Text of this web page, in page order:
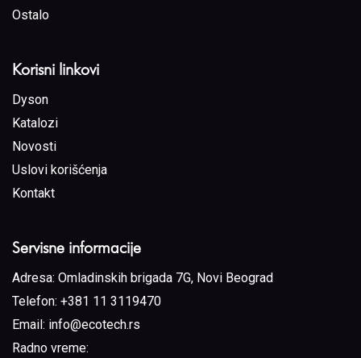
Ostalo
Korisni linkovi
Dyson
Katalozi
Novosti
Uslovi korišćenja
Kontakt
Servisne informacije
Adresa: Omladinskih brigada 7G, Novi Beograd
Telefon: +381 11 3119470
Email: info@ecotech.rs
Radno vreme: